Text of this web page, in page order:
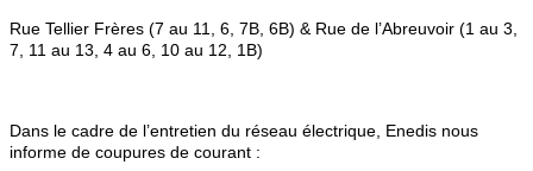
Rue Tellier Frères (7 au 11, 6, 7B, 6B) & Rue de l’Abreuvoir (1 au 3,
7, 11 au 13, 4 au 6, 10 au 12, 1B)
Dans le cadre de l’entretien du réseau électrique, Enedis nous
informe de coupures de courant :